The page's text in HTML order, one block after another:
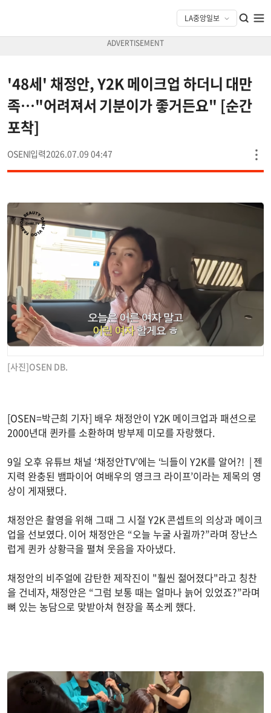
'48세' 채정안, Y2K 메이크업 하더니 대만
족…"어려져서 기분이가 좋거든요" [순간
포착]
OSEN 2026.07.09 04:47
[사진]OSEN DB.
[OSEN=박근희 기자] 배우 채정안이 Y2K 메이크업과 패션으로
2000년대 퀸카를 소환하며 방부제 미모를 자랑했다.
9일 오후 유튜브 채널 ‘채정안TV’에는 ‘늬들이 Y2K를 알어?! | 젠
지력 완충된 뱀파이어 여배우의 영크크 라이프’이라는 제목의 영
상이 게재됐다.
채정안은 촬영을 위해 그때 그 시절 Y2K 콘셉트의 의상과 메이크
업을 선보였다. 이어 채정안은 “오늘 누굴 사귈까?”라며 장난스
럽게 퀸카 상황극을 펼쳐 웃음을 자아냈다.
채정안의 비주얼에 감탄한 제작진이 "훨씬 젊어졌다"라고 칭찬
을 건네자, 채정안은 “그럼 보통 때는 얼마나 늙어 있었죠?”라며
뼈 있는 농담으로 맞받아쳐 현장을 폭소케 했다.